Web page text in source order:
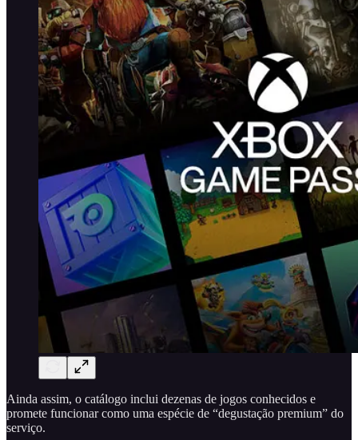
Ainda assim, o catálogo inclui dezenas de jogos conhecidos e
promete funcionar como uma espécie de “degustação premium” do
serviço.